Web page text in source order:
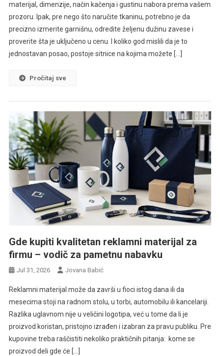
materijal, dimenzije, način kačenja i gustinu nabora prema vašem
prozoru. Ipak, pre nego što naručite tkaninu, potrebno je da
precizno izmerite garnišnu, odredite željenu dužinu zavese i
proverite šta je uključeno u cenu. I koliko god mislili da je to
jednostavan posao, postoje sitnice na kojima možete […]
Pročitaj sve
Gde kupiti kvalitetan reklamni materijal za
firmu – vodič za pametnu nabavku
Jul 31, 2026 Jovana Babić
Reklamni materijal može da završi u fioci istog dana ili da
mesecima stoji na radnom stolu, u torbi, automobilu ili kancelariji.
Razlika uglavnom nije u veličini logotipa, već u tome da li je
proizvod koristan, pristojno izrađen i izabran za pravu publiku. Pre
kupovine treba raščistiti nekoliko praktičnih pitanja: kome se
proizvod deli gde će […]